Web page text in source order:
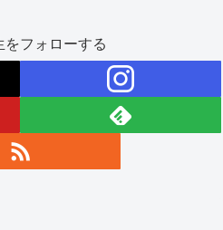
をフォローする